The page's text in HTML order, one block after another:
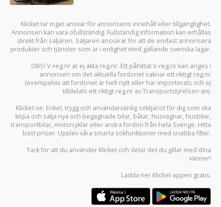
Klicket tar inget ansvar för annonsens innehåll eller tillgänglighet.
Annonsen kan vara ofullständig. Fullständig information kan erhållas
direkt från säljaren. Säljaren ansvarar för att de endast annonsera
produkter och tjänster som är i enlighet med gällande svenska lagar.
OBS! V-reg.nr är ej äkta reg.nr. Ett påhittat V-reg.nr kan anges i
annonsen om det aktuella fordonet saknar ett riktigt reg.nr
(exempelvis att fordonet är helt nytt eller har importerats och ej
tilldelats ett riktigt reg.nr av Transportstyrelsen än).
Klicket.se: Enkel, trygg och användarvänlig söktjänst för dig som ska
köpa och sälja nya och begagnade bilar, båtar, husvagnar, husbilar,
transportbilar, motorcyklar eller andra fordon från hela Sverige. Hitta
bäst priser. Upplev våra smarta sökfunktioner med snabba filter.
Tack för att du använder Klicket och delar det du gillar med dina
vänner!
Ladda ner Klicket-appen gratis: